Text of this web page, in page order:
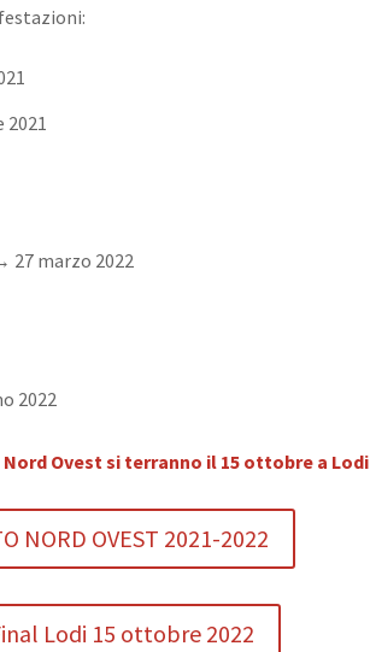
2021
27 marzo 2022
2022
Ovest si terranno il 15 ottobre a Lodi
NORD OVEST 2021-2022
Lodi 15 ottobre 2022